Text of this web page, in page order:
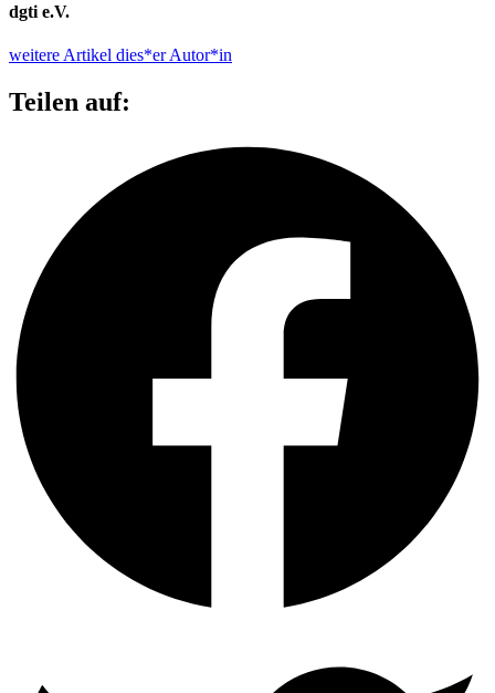
dgti e.V.
weitere Artikel dies*er Autor*in
Teilen auf: